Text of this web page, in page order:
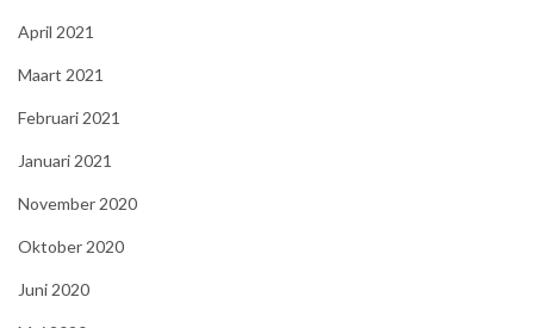
April 2021
Maart 2021
Februari 2021
Januari 2021
November 2020
Oktober 2020
Juni 2020